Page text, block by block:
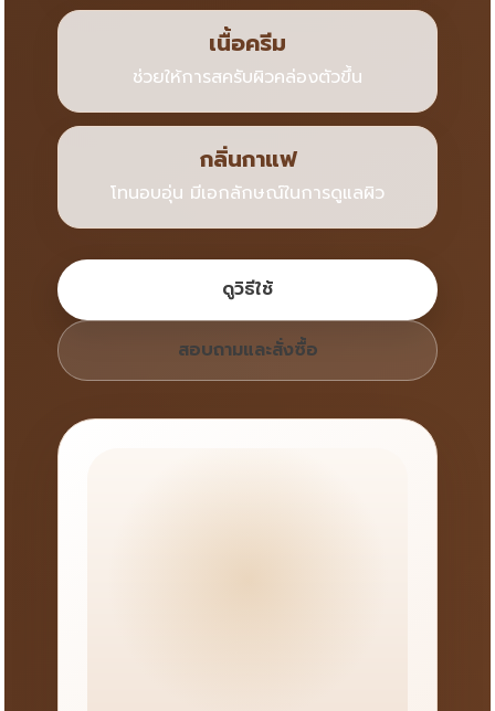
เนื้อครีม
ช่วยให้การสครับผิวคล่องตัวขึ้น
กลิ่นกาแฟ
โทนอบอุ่น มีเอกลักษณ์ในการดูแลผิว
ดูวิธีใช้
สอบถามและสั่งซื้อ